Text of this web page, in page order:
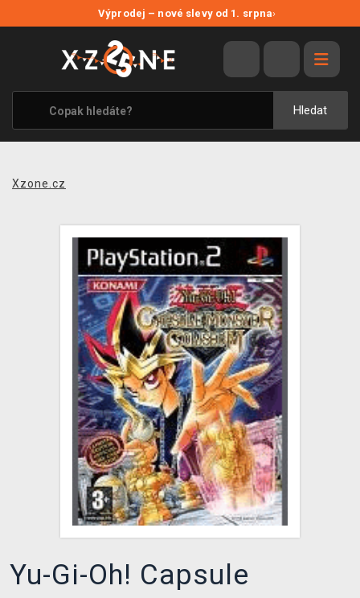
Výprodej – nové slevy od 1. srpna›
Hledat
VÝPRODEJ
VIDEOHRY
XZONE ORIGINALS
TÉMATIKY
SPOLEČENSKÉ HRY
KONTAKT
PRODEJNY
DOPRAVA
XZONE KLUB
TCG & BOARDGAME HUB
VÝKUP HER (BAZAR)
Xzone.cz
Yu-Gi-Oh! Capsule